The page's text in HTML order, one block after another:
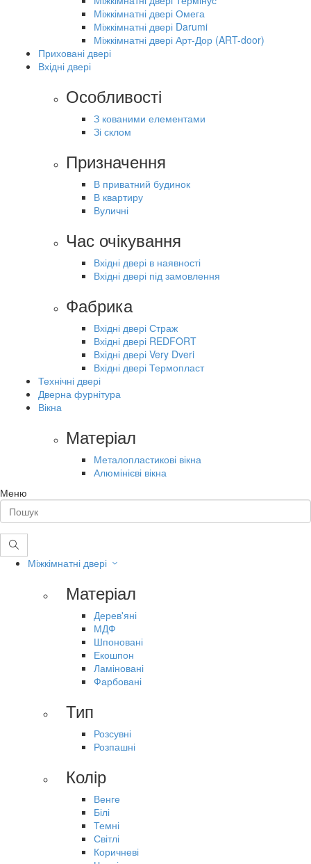
Міжкімнатні двері Омега
Міжкімнатні двері Darumi
Міжкімнатні двері Арт-Дор (ART-door)
Приховані двері
Вхідні двері
Особливості
З кованими елементами
Зі склом
Призначення
В приватний будинок
В квартиру
Вуличні
Час очікування
Вхідні двері в наявності
Вхідні двері під замовлення
Фабрика
Вхідні двері Страж
Вхідні двері REDFORT
Вхідні двері Very Dveri
Вхідні двері Термопласт
Технічні двері
Дверна фурнітура
Вікна
Матеріал
Металопластикові вікна
Алюмінієві вікна
Меню
Міжкімнатні двері
Матеріал
Дерев'яні
МДФ
Шпоновані
Екошпон
Ламіновані
Фарбовані
Тип
Розсувні
Розпашні
Колір
Венге
Білі
Темні
Світлі
Коричневі